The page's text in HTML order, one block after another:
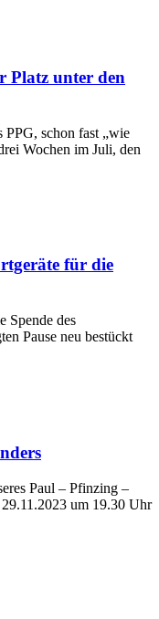
Platz unter den
PPG, schon fast „wie
Wochen im Juli, den
für die
Spende des
Pause neu bestückt
Paul – Pfinzing –
um 19.30 Uhr